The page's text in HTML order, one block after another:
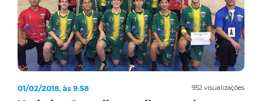
952 visualizações
01/02/2018, às 9:58